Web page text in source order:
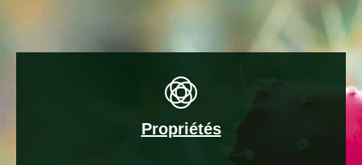
Propriétés